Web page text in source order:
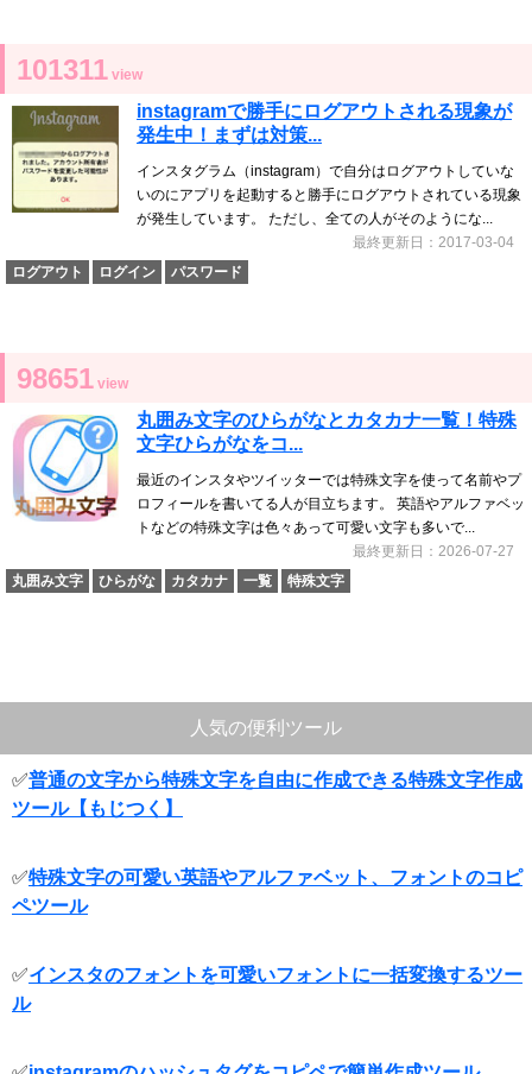
101311 view
instagramで勝手にログアウトされる現象が
発生中！まずは対策...
インスタグラム（instagram）で自分はログアウトしていな
いのにアプリを起動すると勝手にログアウトされている現象
が発生しています。 ただし、全ての人がそのようにな...
最終更新日：2017-03-04
ログアウト
ログイン パスワード
98651 view
丸囲み文字のひらがなとカタカナ一覧！特殊
文字ひらがなをコ...
最近のインスタやツイッターでは特殊文字を使って名前やプ
ロフィールを書いてる人が目立ちます。 英語やアルファベッ
トなどの特殊文字は色々あって可愛い文字も多いで...
最終更新日：2026-07-27
丸囲み文字
ひらがな カタカナ 一覧 特殊文字
人気の便利ツール
✅普通の文字から特殊文字を自由に作成できる特殊文字作成
ツール【もじつく】
✅特殊文字の可愛い英語やアルファベット、フォントのコピ
ペツール
✅インスタのフォントを可愛いフォントに一括変換するツー
ル